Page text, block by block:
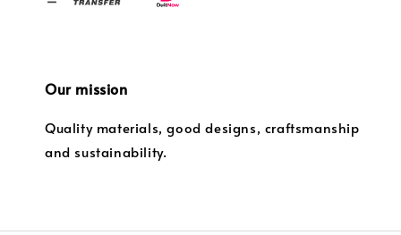
Our mission
Quality materials, good designs, craftsmanship
and sustainability.